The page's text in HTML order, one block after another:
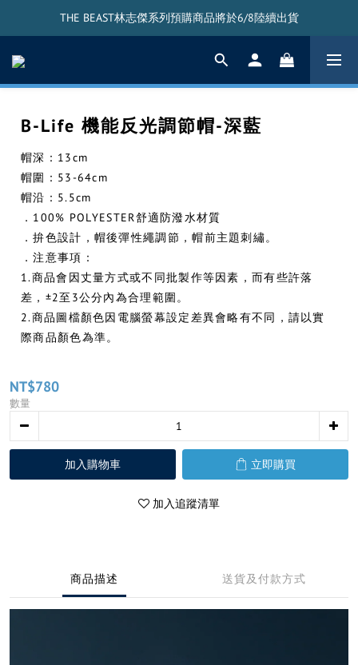
THE BEAST林志傑系列預購商品將於6/8陸續出貨
THE BEAST林志傑系列預購商品將於6/8陸續出貨
THE BEAST搖頭公仔將於5/20陸續出貨
THE BEAST林志傑系列預購商品將於6/8陸續出貨
B-Life 機能反光調節帽-深藍
帽深：13cm
帽圍：53-64cm
帽沿：5.5cm
．100% POLYESTER舒適防潑水材質
．拚色設計，帽後彈性繩調節，帽前主題刺繡。
．注意事項：
1.商品會因丈量方式或不同批製作等因素，而有些許落
差，±2至3公分內為合理範圍。
2.商品圖檔顏色因電腦螢幕設定差異會略有不同，請以實
際商品顏色為準。
NT$780
數量
加入購物車 立即購買
加入追蹤清單
商品描述 送貨及付款方式